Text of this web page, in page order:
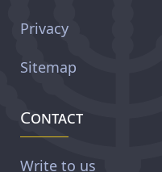
Privacy
Sitemap
Contact
Write to us